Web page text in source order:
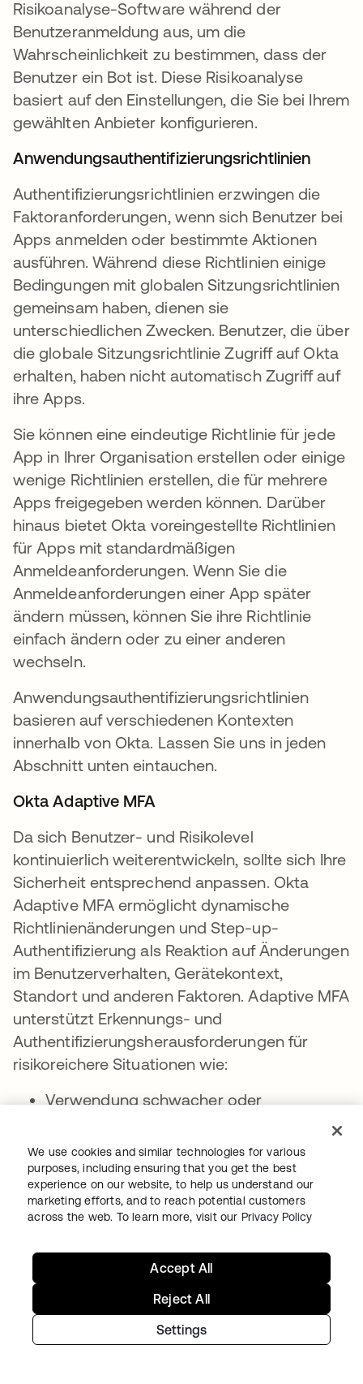
Risikoanalyse-Software während der
Benutzeranmeldung aus, um die
Wahrscheinlichkeit zu bestimmen, dass der
Benutzer ein Bot ist. Diese Risikoanalyse
basiert auf den Einstellungen, die Sie bei Ihrem
gewählten Anbieter konfigurieren.
Anwendungsauthentifizierungsrichtlinien
Authentifizierungsrichtlinien erzwingen die
Faktoranforderungen, wenn sich Benutzer bei
Apps anmelden oder bestimmte Aktionen
ausführen. Während diese Richtlinien einige
Bedingungen mit globalen Sitzungsrichtlinien
gemeinsam haben, dienen sie
unterschiedlichen Zwecken. Benutzer, die über
die globale Sitzungsrichtlinie Zugriff auf Okta
erhalten, haben nicht automatisch Zugriff auf
ihre Apps.
Sie können eine eindeutige Richtlinie für jede
App in Ihrer Organisation erstellen oder einige
wenige Richtlinien erstellen, die für mehrere
Apps freigegeben werden können. Darüber
hinaus bietet Okta voreingestellte Richtlinien
für Apps mit standardmäßigen
Anmeldeanforderungen. Wenn Sie die
Anmeldeanforderungen einer App später
ändern müssen, können Sie ihre Richtlinie
einfach ändern oder zu einer anderen
wechseln.
Anwendungsauthentifizierungsrichtlinien
basieren auf verschiedenen Kontexten
innerhalb von Okta. Lassen Sie uns in jeden
Abschnitt unten eintauchen.
Okta Adaptive MFA
Da sich Benutzer- und Risikolevel
kontinuierlich weiterentwickeln, sollte sich Ihre
Sicherheit entsprechend anpassen. Okta
Adaptive MFA ermöglicht dynamische
Richtlinienänderungen und Step-up-
Authentifizierung als Reaktion auf Änderungen
im Benutzerverhalten, Gerätekontext,
Standort und anderen Faktoren. Adaptive MFA
unterstützt Erkennungs- und
Authentifizierungsherausforderungen für
risikoreichere Situationen wie:
Verwendung schwacher oder
Proxy-Nutzung
Geografische Standort- oder
Zonenänderungen
Angriffe
vertrauenswürdiger Geräte
Indikatoren für anomales Verhalten
We use cookies and similar technologies for various
purposes, including ensuring that you get the best
experience on our website, to help us understand our
marketing efforts, and to reach potential customers
across the web. To learn more, visit our Privacy Policy
Settings
Reject All
Accept All